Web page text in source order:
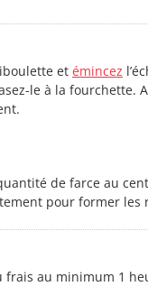
et émincez
le à la fourchette.
de farce au
pour former les
frais au minimum 1